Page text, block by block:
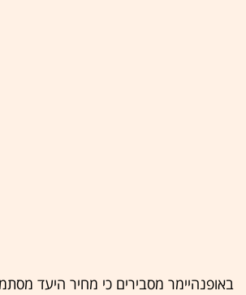
באופנהיימר מסבירים כי מחיר היעד